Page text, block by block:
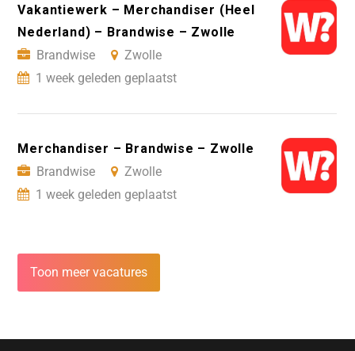
Vakantiewerk – Merchandiser (Heel
Nederland) – Brandwise – Zwolle
Brandwise
Zwolle
1 week geleden geplaatst
Merchandiser – Brandwise – Zwolle
Brandwise
Zwolle
1 week geleden geplaatst
Toon meer vacatures